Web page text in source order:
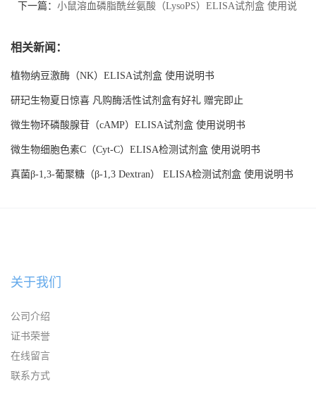
下一篇： 小鼠溶血磷脂酰丝氨酸（LysoPS）ELISA试剂盒 使用说
相关新闻：
植物纳豆激酶（NK）ELISA试剂盒 使用说明书
研玘生物夏日惊喜 凡购酶活性试剂盒有好礼 赠完即止
微生物环磷酸腺苷（cAMP）ELISA试剂盒 使用说明书
微生物细胞色素C（Cyt-C）ELISA检测试剂盒 使用说明书
真菌β-1,3-葡聚糖（β-1,3 Dextran） ELISA检测试剂盒 使用说明书
关于我们
公司介绍
证书荣誉
在线留言
联系方式